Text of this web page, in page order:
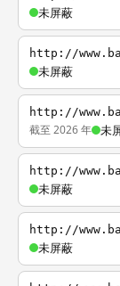
未屏蔽
http://
未屏蔽
http://
截至 2026 年 未
http://
未屏蔽
http://
未屏蔽